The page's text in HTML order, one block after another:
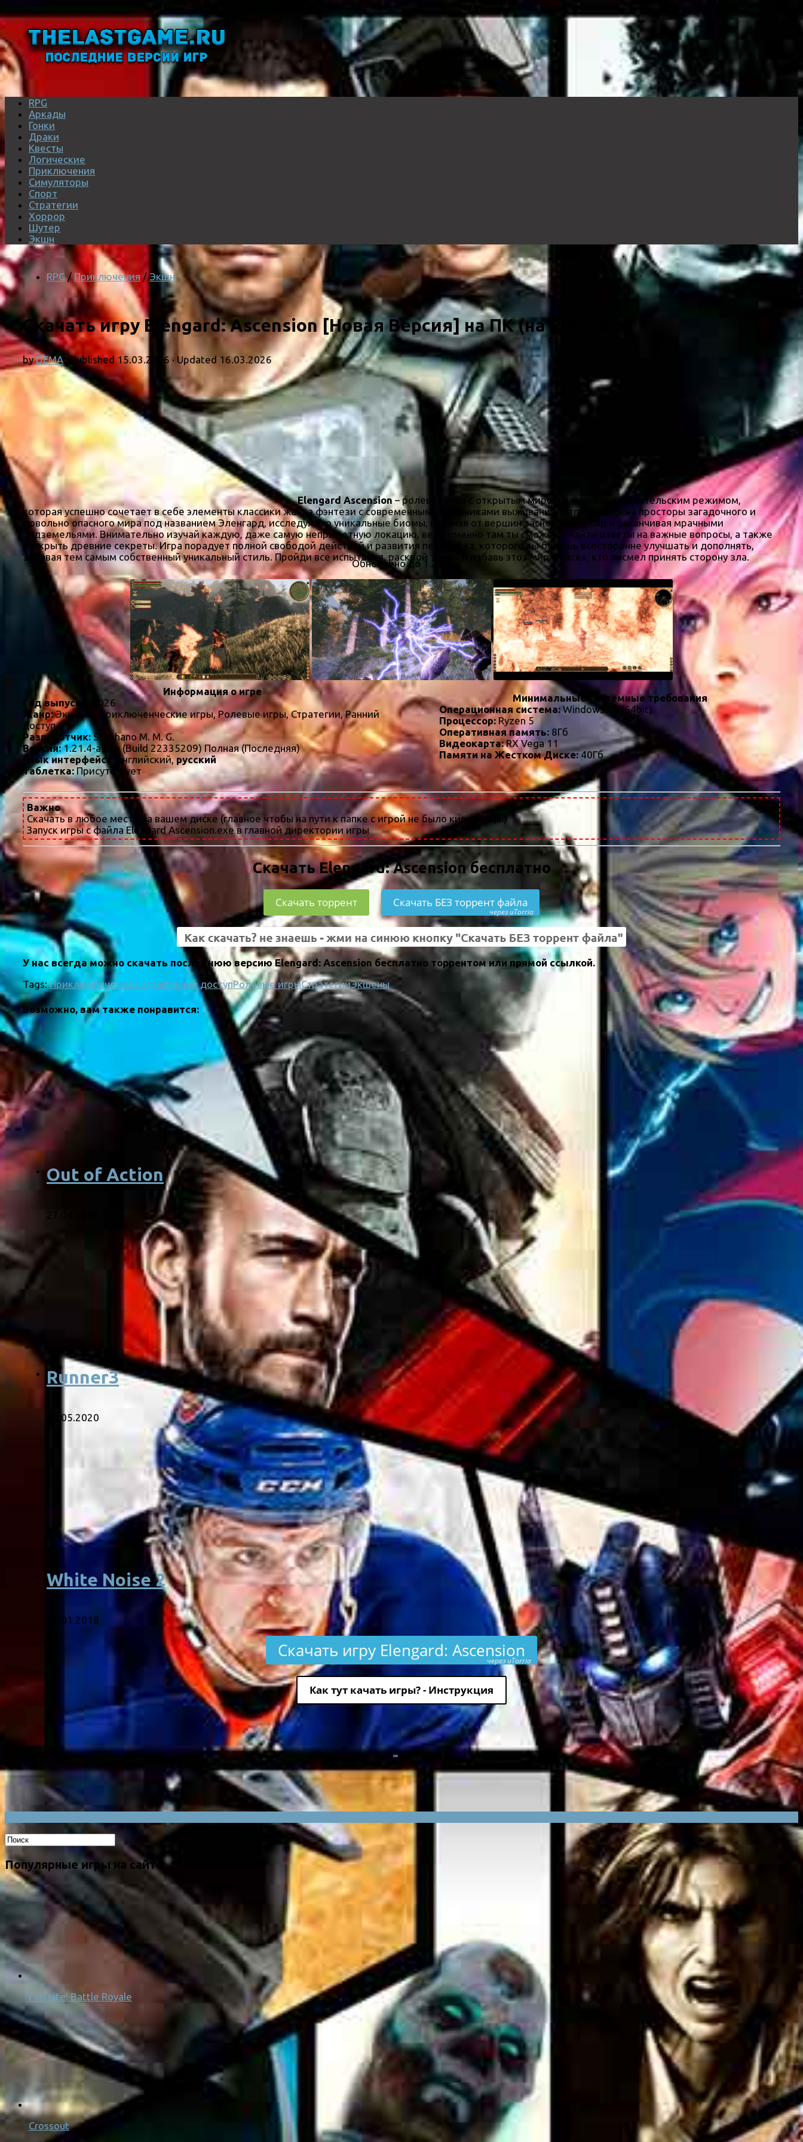
RPG
Аркады
Гонки
Драки
Квесты
Логические
Приключения
Симуляторы
Спорт
Стратегии
Хоррор
Шутер
Экшн
RPG / Приключения / Экшн
Скачать игру Elengard: Ascension [Новая Версия] на ПК (на Русском)
byDEMA · Published15.03.2026 · Updated 16.03.2026
Elengard Ascension– ролевая игра с открытым миром и многопользовательским режимом,
которая успешно сочетает в себе элементы классики жанра фэнтези с современными механиками выживания. Отправляйся на просторы загадочного и
довольно опасного мира под названием Эленгард, исследуя его уникальные биомы, начиная от вершин заснеженных гор и заканчивая мрачными
подземельями. Внимательно изучай каждую, даже самую неприметную локацию, ведь именно там ты сможешь найти ответы на важные вопросы, а также
раскрыть древние секреты. Игра порадует полной свободой действий и развития персонажа, которого ты будешь всесторонне улучшать и дополнять,
задавая тем самым собственный уникальный стиль. Пройди все испытания, раскрой тайны и избавь этот мир от всех, кто посмел принять сторону зла.
Обновлено до 1.21.4
Информация о игре
Год выпуска:
2026
Жанр:Экшены, Приключенческие игры, Ролевые игры, Стратегии, Ранний
доступ
Разработчик:Stèphano M. M. G.
Версия:1.21.4-alpha (Build 22335209) Полная (Последняя)
Язык интерфейса:
английский,русский
Таблетка:Присутствует
Минимальные системные требования
Операционная система: Windows 10 (64bit)
Процессор: Ryzen 5
Оперативная память: 8Гб
Видеокарта:RX Vega 11
Памяти на Жестком Диске:40Гб
Важно
Скачать в любое место на вашем диске (главное чтобы на пути к папке с игрой не было кириллицы)
Запуск игры с файла Elengard Ascension.exe в главной директории игры
Скачать Elengard: Ascension бесплатно
Скачать торрент Скачать БЕЗ торрент файла
через uTorria
У нас всегда можно скачать последнюю версию Elengard: Ascension бесплатно торрентом или прямой ссылкой.
Tags: Приключенческие игрыРанний доступРолевые игрыСтратегииЭкшены
Возможно, вам также понравится:
Out of Action
Runner3
18.05.2020
White Noise 2
25.01.2018
Скачать игру Elengard: Ascension
через uTorria
Как тут качать игры? - Инструкция
Популярные игры на сайте
Fortnite: Battle Royale
Crossout